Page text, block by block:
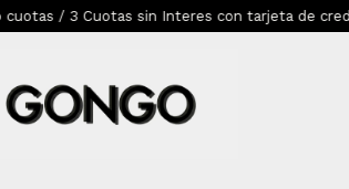
/ 3 Cuotas sin Interes con tarjeta de credito